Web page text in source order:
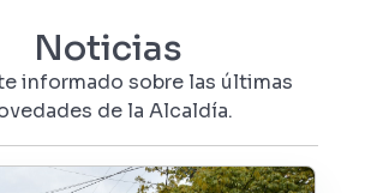
Noticias
informado sobre las últimas
de la Alcaldía.